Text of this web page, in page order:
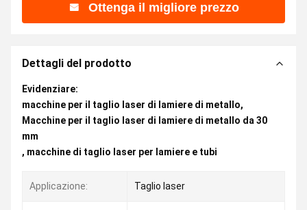
Ottenga il migliore prezzo
Dettagli del prodotto
Evidenziare:
macchine per il taglio laser di lamiere di metallo,
Macchine per il taglio laser di lamiere di metallo da 30
mm
, macchine di taglio laser per lamiere e tubi
Applicazione: Taglio laser